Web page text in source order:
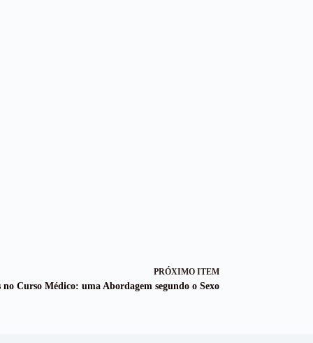
PRÓXIMO ITEM
no Curso Médico: uma Abordagem segundo o Sexo